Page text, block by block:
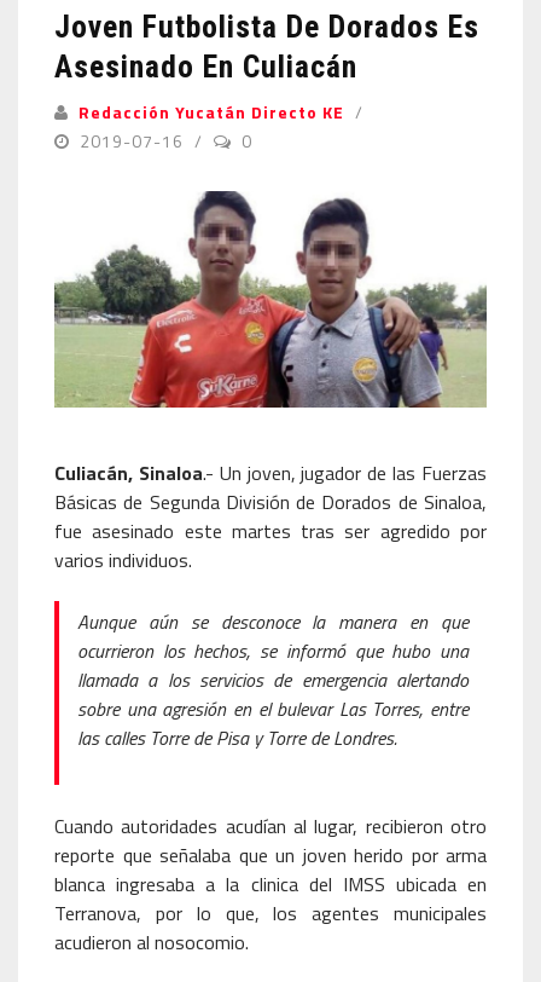
Joven Futbolista De Dorados Es
Asesinado En Culiacán
Redacción Yucatán Directo KE
2019-07-16
0
Culiacán, Sinaloa.- Un joven, jugador de las Fuerzas
Básicas de Segunda División de Dorados de Sinaloa,
fue asesinado este martes tras ser agredido por
varios individuos.
Aunque aún se desconoce la manera en que
ocurrieron los hechos, se informó que hubo una
llamada a los servicios de emergencia alertando
sobre una agresión en el bulevar Las Torres, entre
las calles Torre de Pisa y Torre de Londres.
Cuando autoridades acudían al lugar, recibieron otro
reporte que señalaba que un joven herido por arma
blanca ingresaba a la clinica del IMSS ubicada en
Terranova, por lo que, los agentes municipales
acudieron al nosocomio.